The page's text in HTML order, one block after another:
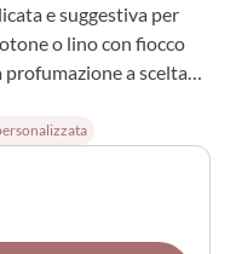
e suggestiva per
o lino con fiocco
a scelta
fragranze.
dei confetti e
per un ricordo unico